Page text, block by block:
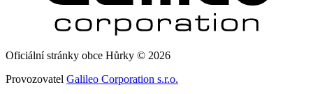
Oficiální stránky obce Hůrky © 2026
Provozovatel Galileo Corporation s.r.o.